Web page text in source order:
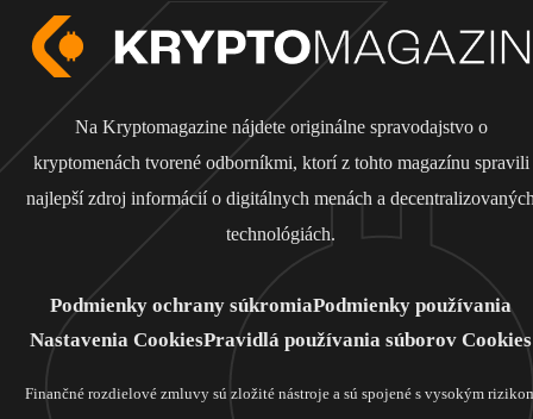
Na Kryptomagazine nájdete originálne spravodajstvo o
kryptomenách tvorené odborníkmi, ktorí z tohto magazínu spravili
najlepší zdroj informácií o digitálnych menách a
technológiách.
Podmienky ochrany súkromiaPodmienky používania
Nastavenia CookiesPravidlá používania súborov Cookies
Finančné rozdielové zmluvy sú zložité nástroje a sú spojené s vysokým